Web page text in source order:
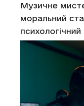
Музичне
моральний
психологічний